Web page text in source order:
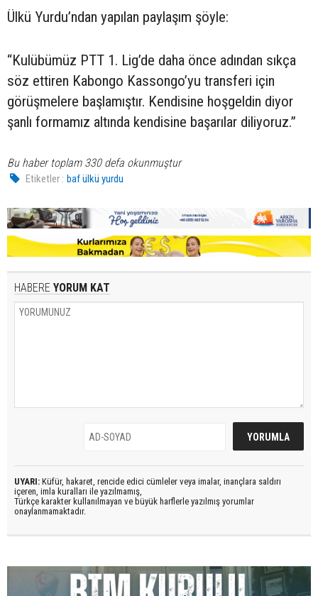
Ülkü Yurdu’ndan yapılan paylaşım şöyle:
“Kulübümüz PTT 1. Lig’de daha önce adından sıkça
söz ettiren Kabongo Kassongo’yu transferi için
görüşmelere başlamıştır. Kendisine hoşgeldin diyor
şanlı formamız altında kendisine başarılar diliyoruz.”
Bu haber toplam 330 defa okunmuştur
Etiketler : baf ülkü yurdu
HABERE YORUM KAT
UYARI: Küfür, hakaret, rencide edici cümleler veya imalar, inançlara saldırı
içeren, imla kuralları ile yazılmamış,
Türkçe karakter kullanılmayan ve büyük harflerle yazılmış yorumlar
onaylanmamaktadır.